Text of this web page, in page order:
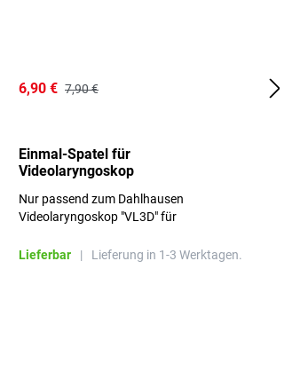
6,90 € 7,90 €
Einmal-Spatel für
Videolaryngoskop
Nur passend zum Dahlhausen
Videolaryngoskop "VL3D" für
Lieferbar
| Lieferung in 1-3 Werktagen.